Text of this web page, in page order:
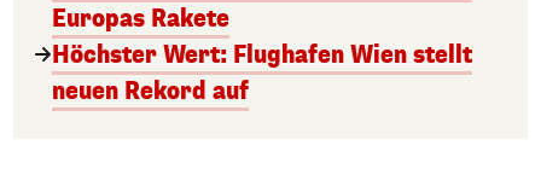
Europas Rakete
Höchster Wert: Flughafen Wien stellt
neuen Rekord auf